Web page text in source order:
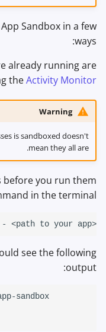
Sandbox in a few
ways:
already running are
theActivity Monitor
Warning
is sandboxed doesn't
mean they all are.
before you run them
in the terminal:
- <path to your
see the following
output: